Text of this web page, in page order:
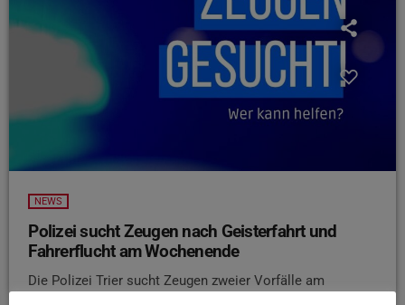
NEWS
Polizei sucht Zeugen nach Geisterfahrt und
Fahrerflucht am Wochenende
Die Polizei Trier sucht Zeugen zweier Vorfälle am